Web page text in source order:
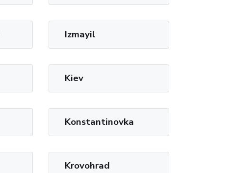
Izmayil
Kiev
Konstantinovka
Krovohrad